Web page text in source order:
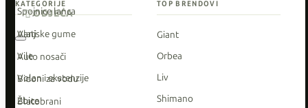
Spojnice lanca
Vanjske gume
Vile
Volan i ekstenzije
Žbice
KATEGORIJE
Alati
Auto nosači
Bidoni za vodu
Blatobrani
TOP BRENDOVI
Giant
Orbea
Liv
Shimano
ODJEĆA